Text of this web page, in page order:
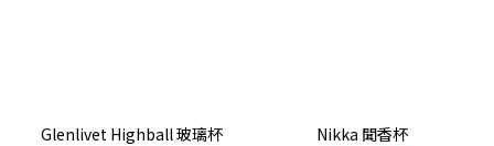
地
Glenlivet Highball 玻璃杯 Nikka 聞香杯